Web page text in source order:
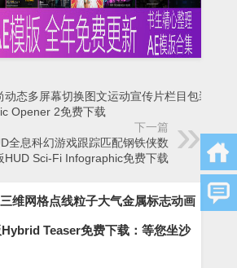
动态多屏幕切换图文运动宣传片栏目包装片头
Opener 2免费下载
下一篇
全息科幻游戏跟踪匹配钢铁侠数
HUD Sci-Fi Infographic免费下载
维网格点线粒子大气金属标志动画
Teaser免费下载：等您坐沙